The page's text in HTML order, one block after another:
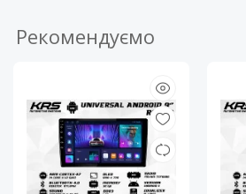
Рекомендуємо